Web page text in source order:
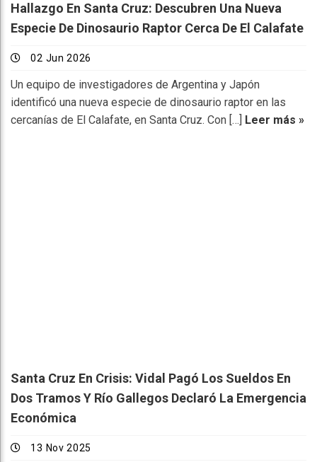
Hallazgo En Santa Cruz: Descubren Una Nueva
Especie De Dinosaurio Raptor Cerca De El Calafate
02 Jun 2026
Un equipo de investigadores de Argentina y Japón
identificó una nueva especie de dinosaurio raptor en las
cercanías de El Calafate, en Santa Cruz. Con […]
Leer más »
Santa Cruz En Crisis: Vidal Pagó Los Sueldos En
Dos Tramos Y Río Gallegos Declaró La Emergencia
Económica
13 Nov 2025